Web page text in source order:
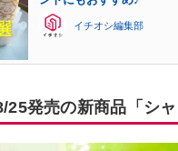
イチオシ編集部
25発売の新商品「シ